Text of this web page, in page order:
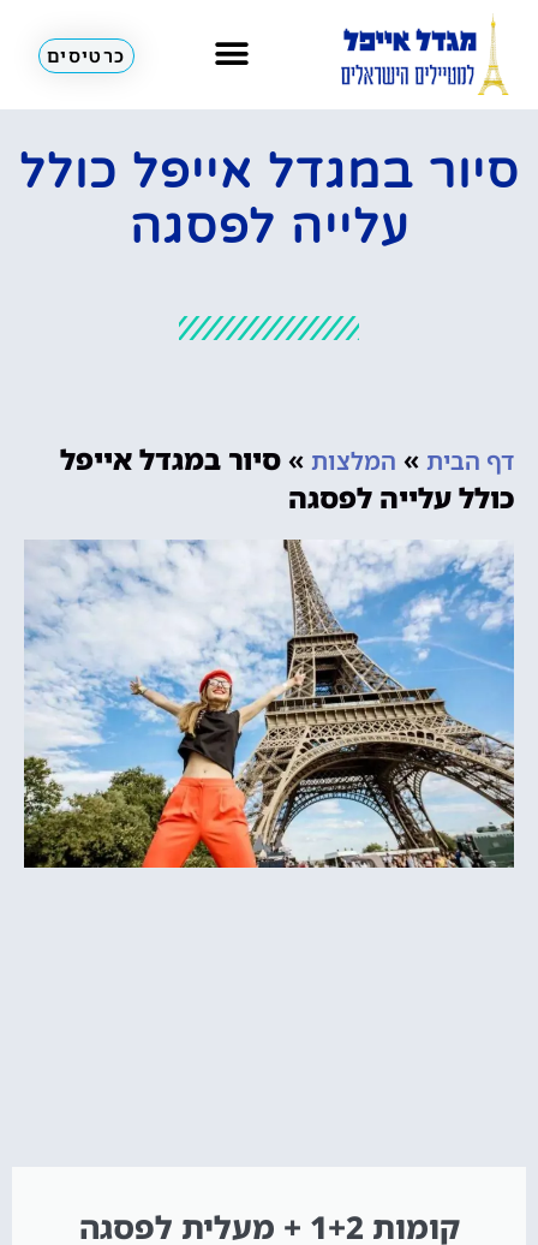
כרטיסים
סיור במגדל אייפל כולל
עלייה לפסגה
דף הבית » המלצות »סיור במגדל אייפל
כולל עלייה לפסגה
קומות 1+2 + מעלית לפסגה